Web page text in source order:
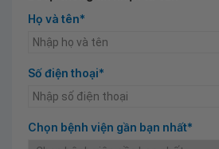
Họ và tên*
Số điện thoại*
Chọn bệnh viện gần bạn nhất*